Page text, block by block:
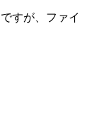
すが、ファイ